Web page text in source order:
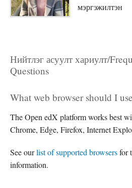
мэргэжилтэн
Нийтлэг асуулт хариулт/
Questions
What web browser should I
The Open edX platform works best
Chrome, Edge, Firefox, Internet
See ourlist of supported browsersfor
information.